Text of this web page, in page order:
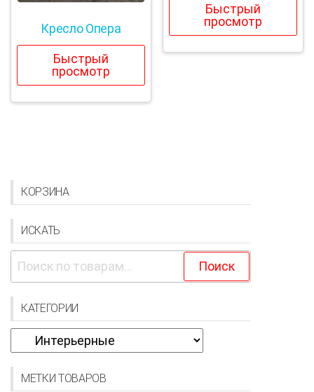
Кресло Опера
Быстрый
просмотр
Быстрый
просмотр
КОРЗИНА
ИСКАТЬ
Искать: Поиск
КАТЕГОРИИ
МЕТКИ ТОВАРОВ